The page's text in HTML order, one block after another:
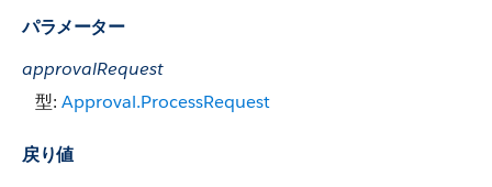
パラメーター
approvalRequest
型: Approval.ProcessRequest
戻り値